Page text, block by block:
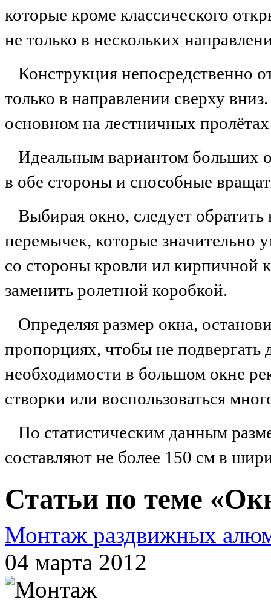
которые кроме классического
не только в нескольких
Конструкция непосредственно
только в направлении сверху
основном на лестничных
Идеальным вариантом больших
в обе стороны и способные
Выбирая окно, следует
перемычек, которые значительно
со стороны кровли ил
заменить ролетной коробкой.
Определяя размер окна,
пропорциях, чтобы не подвергать
необходимости в большом окне
створки или воспользоваться
По статистическим данным
составляют не более 150 см в
Статьи по теме
Монтаж раздвижных
04 марта 2012